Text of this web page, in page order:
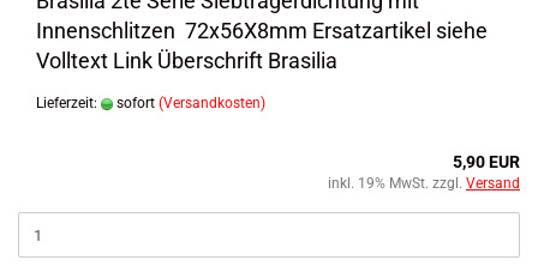
Innenschlitzen 72x56X8mm Ersatzartikel siehe
Volltext Link Überschrift Brasilia
Lieferzeit: sofort (Versandkosten)
5,90 EUR
inkl. 19% MwSt. zzgl. Versand